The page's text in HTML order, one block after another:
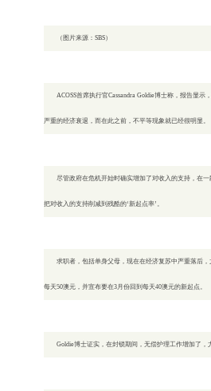
（图片来源：SBS）
ACOSS首席执行官Cassandra Goldie博士称，报告显
严重的经济衰退，而在此之前，不平等现象就已经很明显。
尽管政府在危机开始时确实增加了对收入的支持，在
把对收入的支持削减到残酷的‘新起点率’。
求职者，包括单身父母，现在在经济复苏中严重落后
每天50澳元，并宣布要在3月份回到每天40澳元的新起点。
Goldie博士证实，在封锁期间，无偿护理工作增加了，